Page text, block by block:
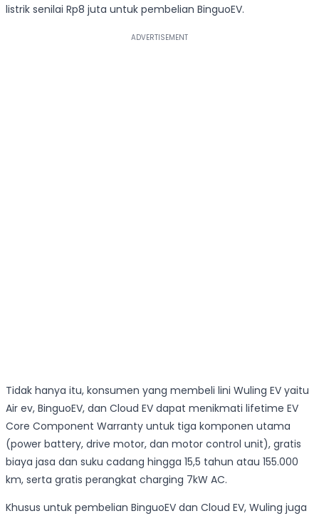
listrik senilai Rp8 juta untuk pembelian BinguoEV.
Tidak hanya itu, konsumen yang membeli lini Wuling EV yaitu
Air ev, BinguoEV, dan Cloud EV dapat menikmati lifetime EV
Core Component Warranty untuk tiga komponen utama
(power battery, drive motor, dan motor control unit), gratis
biaya jasa dan suku cadang hingga 15,5 tahun atau 155.000
km, serta gratis perangkat charging 7kW AC.
Khusus untuk pembelian BinguoEV dan Cloud EV, Wuling juga